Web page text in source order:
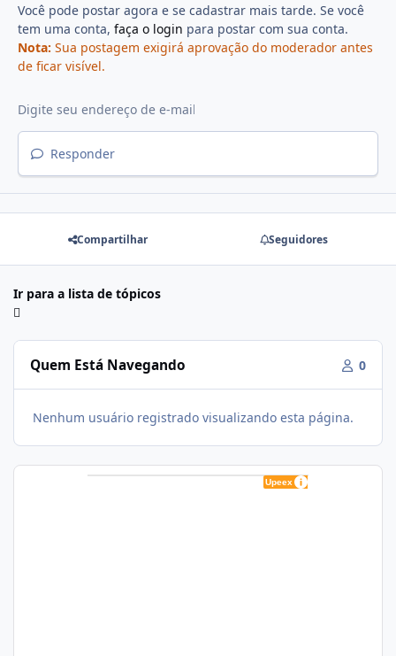
Você pode postar agora e se cadastrar mais tarde. Se você
tem uma conta, faça o login para postar com sua conta.
Nota: Sua postagem exigirá aprovação do moderador antes
de ficar visível.
Responder
Compartilhar Seguidores
Ir para a lista de tópicos
Quem Está Navegando 0
Nenhum usuário registrado visualizando esta página.